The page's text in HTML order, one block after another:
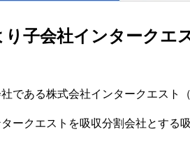
子会社インタークエ
である株式会社インタークエスト
ークエストを吸収分割会社とする吸